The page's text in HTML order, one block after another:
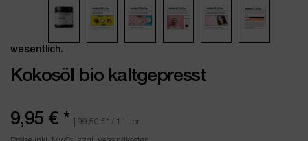
wesentlich.
Kokosöl bio kaltgepresst
9,95 € * 99,50 € * / 1 Liter